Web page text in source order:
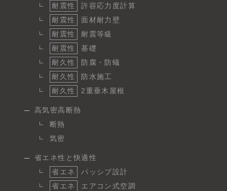
耐震性
許容応力度計算
耐震性
面材耐力壁
耐震性
耐震等級
耐震性
基礎
耐久性
防腐・防蟻
耐久性
防水施工
耐久性
2重垂木屋根
高気密高断熱
断熱
気密
省エネ性と快適性
省エネ
パッシブ設計
省エネ
エアコン式空調